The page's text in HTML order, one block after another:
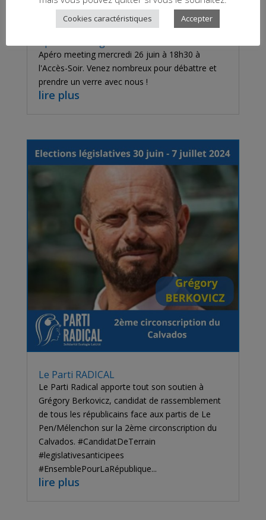
Apéro meeting
Apéro meeting mercredi 26 juin à 18h30 à
l'Accès-Soir. Venez nombreux pour débattre et
prendre un verre avec nous !
lire plus
Le Parti RADICAL
Le Parti Radical apporte tout son soutien à
Grégory Berkovicz, candidat de rassemblement
de tous les républicains face aux partis de Le
Pen/Mélenchon sur la 2ème circonscription du
Calvados. #CandidatDeTerrain
#legislativesanticipees
#EnsemblePourLaRépublique...
lire plus
Cookies caractéristiques Accepter